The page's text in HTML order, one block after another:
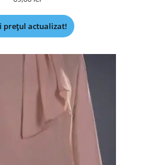
prețul actualizat!